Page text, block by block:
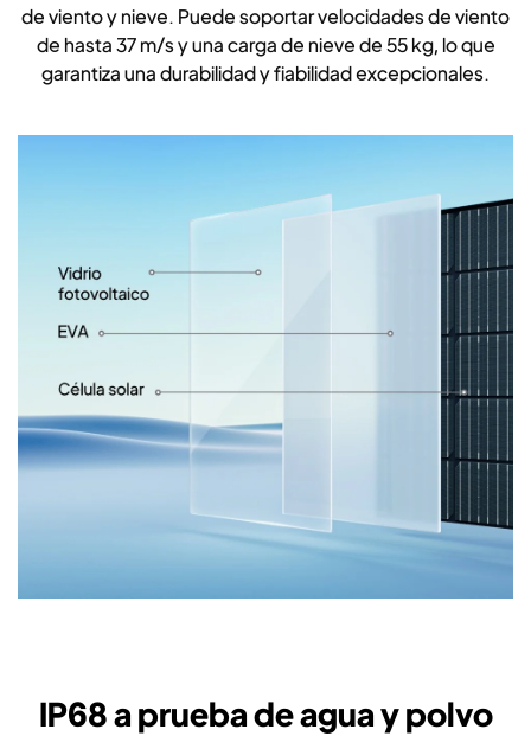
de viento y nieve. Puede soportar velocidades de viento
de hasta 37 m/s y una carga de nieve de 55 kg, lo que
garantiza una durabilidad y fiabilidad excepcionales.
IP68 a prueba de agua y polvo